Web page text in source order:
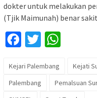
dokter untuk melakukan
(Tjik Maimunah) benar
Facebook
Twitter
Kejari Palembang Kejati
Palembang
Pemalsuan